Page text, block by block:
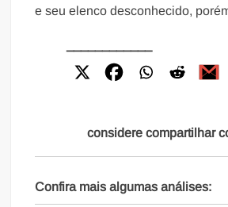
e seu elenco desconhecido,
considere compartilhar
Confira mais algumas análises: